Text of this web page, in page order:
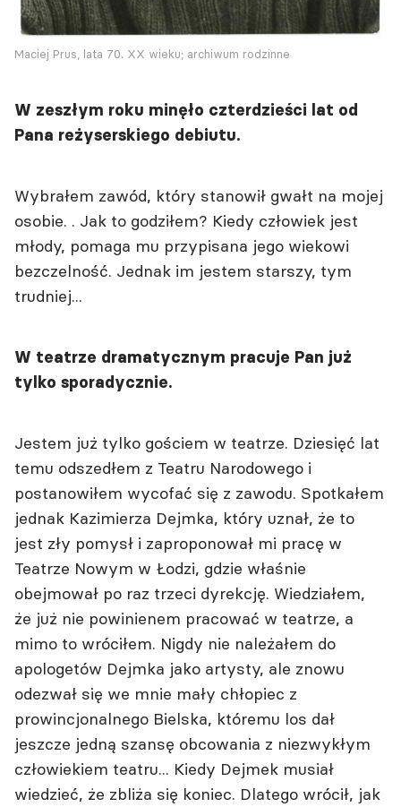
Maciej Prus, lata 70. XX wieku; archiwum rodzinne
W zeszłym roku minęło czterdzieści lat od
Pana reżyserskiego debiutu.
Wybrałem zawód, który stanowił gwałt na mojej
osobie. . Jak to godziłem? Kiedy człowiek jest
młody, pomaga mu przypisana jego wiekowi
bezczelność. Jednak im jestem starszy, tym
trudniej...
W teatrze dramatycznym pracuje Pan już
tylko sporadycznie.
Jestem już tylko gościem w teatrze. Dziesięć lat
temu odszedłem z Teatru Narodowego i
postanowiłem wycofać się z zawodu. Spotkałem
jednak Kazimierza Dejmka, który uznał, że to
jest zły pomysł i zaproponował mi pracę w
Teatrze Nowym w Łodzi, gdzie właśnie
obejmował po raz trzeci dyrekcję. Wiedziałem,
że już nie powinienem pracować w teatrze, a
mimo to wróciłem. Nigdy nie należałem do
apologetów Dejmka jako artysty, ale znowu
odezwał się we mnie mały chłopiec z
prowincjonalnego Bielska, któremu los dał
jeszcze jedną szansę obcowania z niezwykłym
człowiekiem teatru... Kiedy Dejmek musiał
wiedzieć, że zbliża się koniec. Dlatego wrócił, jak